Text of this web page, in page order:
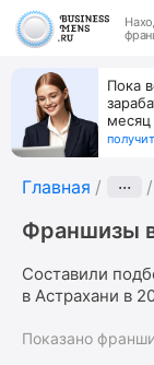
Пока
месяц
Главная ···
Франшизы
Составили
в Астрахани в
Показано